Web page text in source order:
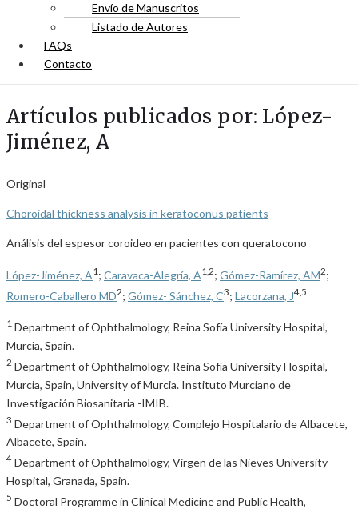
Envío de Manuscritos
Listado de Autores
FAQs
Contacto
Artículos publicados por: López-
Jiménez, A
Original
Choroidal thickness analysis in keratoconus patients
Análisis del espesor coroideo en pacientes con queratocono
López-Jiménez, A1 ; Caravaca-Alegría, A1,2; Gómez-Ramírez, AM2;
Romero-Caballero MD2; Gómez- Sánchez, C3; Lacorzana, J4,5
1 Department of Ophthalmology, Reina Sofía University Hospital,
Murcia, Spain.
2 Department of Ophthalmology, Reina Sofía University Hospital,
Murcia, Spain, University of Murcia. Instituto Murciano de
Investigación Biosanitaria -IMIB.
3 Department of Ophthalmology, Complejo Hospitalario de Albacete,
Albacete, Spain.
4 Department of Ophthalmology, Virgen de las Nieves University
Hospital, Granada, Spain.
5 Doctoral Programme in Clinical Medicine and Public Health,